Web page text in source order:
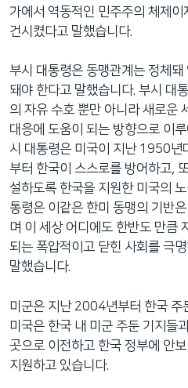
메
비
게
이
션
으
로
검
색
이
등
가에서 역동적인 민주주의 체제
건시켰다고 말했습니다.
부시 대통령은 동맹관계는 정체
돼야 한다고 말했습니다. 부시 대
의 자유 수호 뿐만 아니라 새로운
대응에 도움이 되는 방향으로 이
시 대통령은 미국이 지난 1950년
부터 한국이 스스로를 방어하고,
설하도록 한국을 지원한 미국의
통령은 이같은 한미 동맹의 기반
며 이 세상 어디에도 한반도 만큼
되는 폭압적이고 닫힌 사회를 극
말했습니다.
미군은 지난 2004년부터 한국 주
미국은 한국 내 미군 주둔 기지들
곳으로 이전하고 한국 정부에 안
지원하고 있습니다.